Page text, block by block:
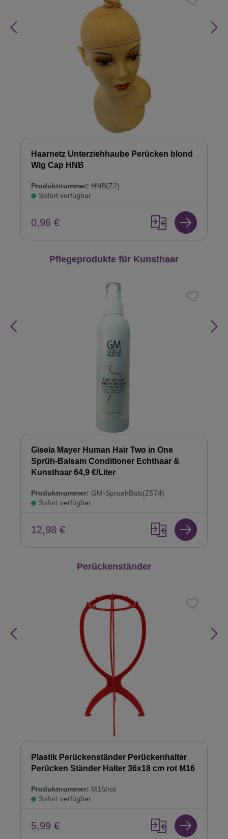
Haarnetz Unterziehhaube Perücken blond
Wig Cap HNB
Produktnummer: HNB(Z2)
Sofort verfügbar
0,96 €
Produktgalerie überspringen
Pflegeprodukte für Kunsthaar
Gisela Mayer Human Hair Two in One
Sprüh-Balsam Conditioner Echthaar &
Kunsthaar 64,9 €/Liter
Produktnummer: GM-SpruehBals(Z574)
Sofort verfügbar
12,98 €
Produktgalerie überspringen
Perückenständer
Plastik Perückenständer Perückenhalter
Perücken Ständer Halter 36x18 cm rot M16
Produktnummer: M16/rot
Sofort verfügbar
5,99 €